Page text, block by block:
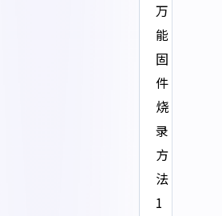
万
能
固
件
烧
录
方
法
1